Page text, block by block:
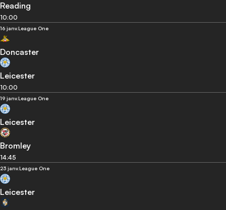
Reading
10:00
16 janv.League One
Doncaster
Leicester
10:00
19 janv.League One
Leicester
Bromley
14:45
23 janv.League One
Leicester